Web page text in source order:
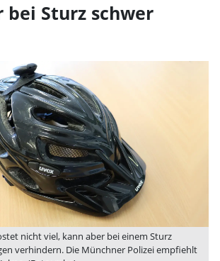
bei Sturz schwer
nicht viel, kann aber bei einem Sturz
verhindern. Die Münchner Polizei empfiehlt